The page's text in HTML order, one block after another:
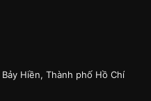
Hiền, Thành phố Hồ Chí